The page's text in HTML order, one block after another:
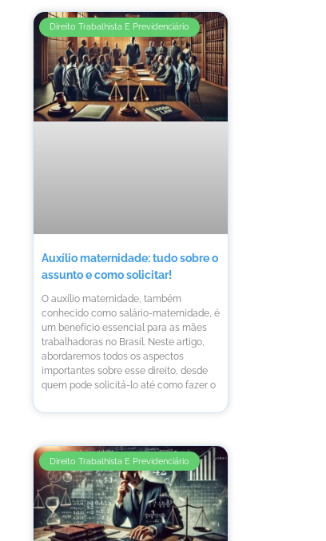
Direito Trabalhista E Previdenciário
Auxílio maternidade: tudo sobre o
assunto e como solicitar!
O auxílio maternidade, também
conhecido como salário-maternidade, é
um benefício essencial para as mães
trabalhadoras no Brasil. Neste artigo,
abordaremos todos os aspectos
importantes sobre esse direito, desde
quem pode solicitá-lo até como fazer o
Direito Trabalhista E Previdenciário